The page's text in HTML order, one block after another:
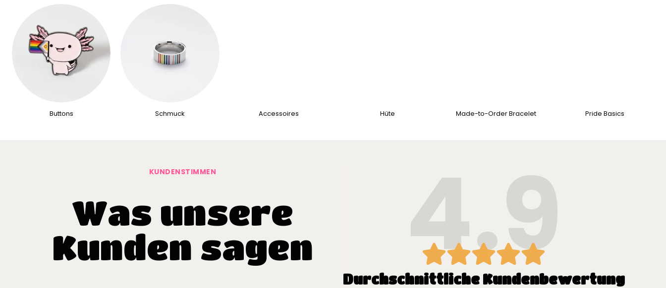
Buttons Schmuck Accessoires Hüte Made-to-Order Bracelet Pride Basics
KUNDENSTIMMEN
Was unsere
Kunden sagen
4.9
Durchschnittliche Kundenbewertung